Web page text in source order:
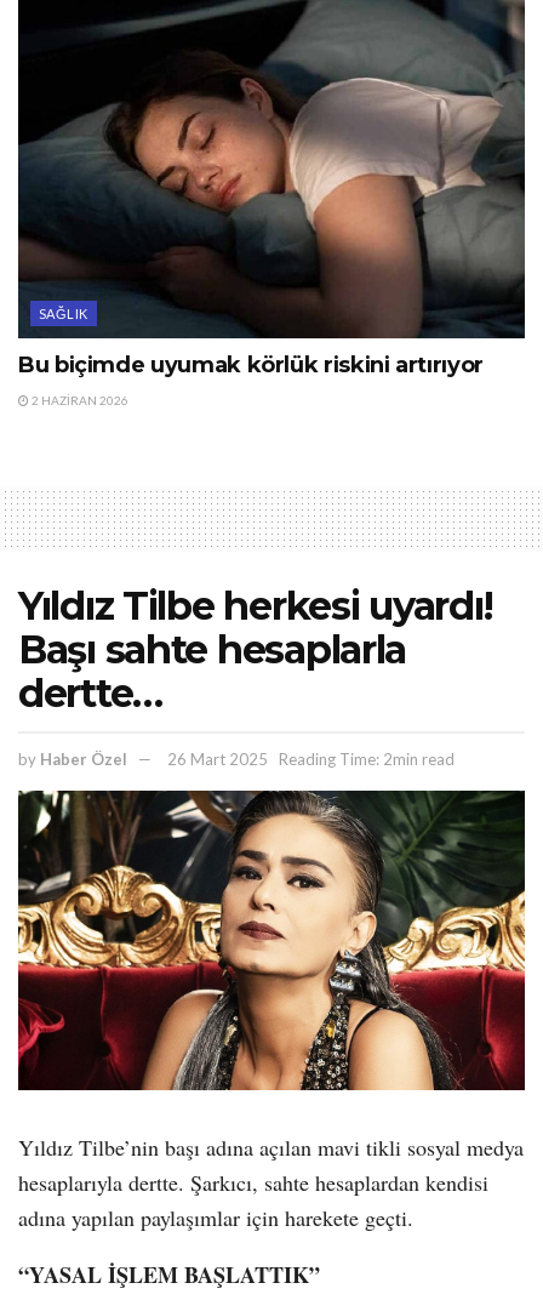
SAĞLIK
Bu biçimde uyumak körlük riskini artırıyor
2 HAZIRAN 2026
Yıldız Tilbe herkesi uyardı!
Başı sahte hesaplarla
dertte…
by Haber Özel 26 Mart 2025 Reading Time: 2min read
Yıldız Tilbe’nin başı adına açılan mavi tikli sosyal medya
hesaplarıyla dertte. Şarkıcı, sahte hesaplardan kendisi
adına yapılan paylaşımlar için harekete geçti.
“YASAL İŞLEM BAŞLATTIK”